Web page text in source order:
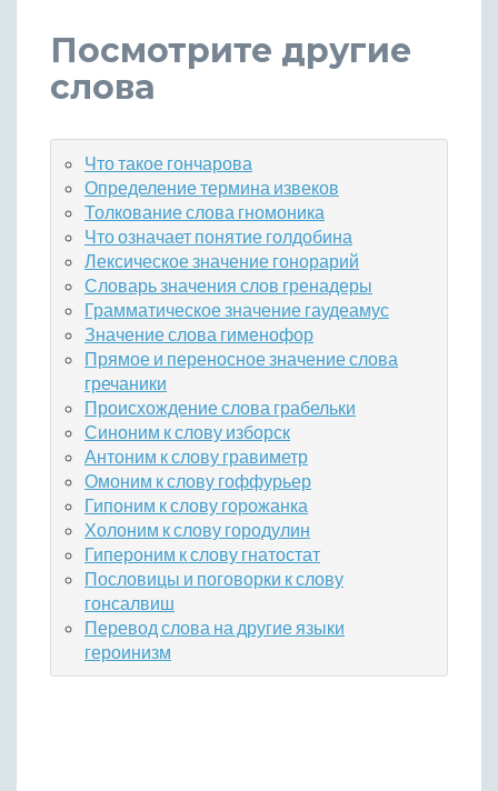
Посмотрите другие
слова
Что такое гончарова
Определение термина извеков
Толкование слова гномоника
Что означает понятие голдобина
Лексическое значение гонорарий
Словарь значения слов гренадеры
Грамматическое значение гаудеамус
Значение слова гименофор
Прямое и переносное значение слова
гречаники
Происхождение слова грабельки
Синоним к слову изборск
Антоним к слову гравиметр
Омоним к слову гоффурьер
Гипоним к слову горожанка
Холоним к слову городулин
Гипероним к слову гнатостат
Пословицы и поговорки к слову
гонсалвиш
Перевод слова на другие языки
героинизм